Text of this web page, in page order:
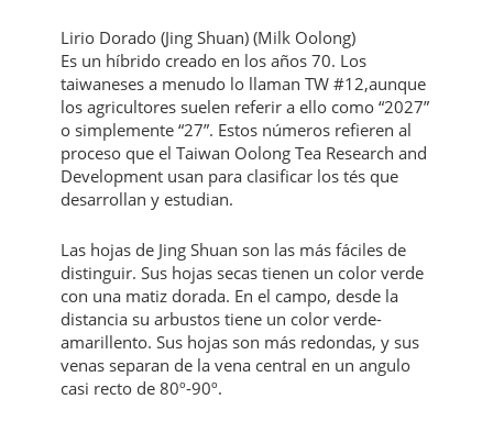
Lirio Dorado (Jing Shuan) (Milk Oolong)
Es un híbrido creado en los años 70. Los
taiwaneses a menudo lo llaman TW #12,aunque
los agricultores suelen referir a ello como “2027”
o simplemente “27”. Estos números refieren al
proceso que el Taiwan Oolong Tea Research and
Development usan para clasificar los tés que
desarrollan y estudian.
Las hojas de Jing Shuan son las más fáciles de
distinguir. Sus hojas secas tienen un color verde
con una matiz dorada. En el campo, desde la
distancia su arbustos tiene un color verde-
amarillento. Sus hojas son más redondas, y sus
venas separan de la vena central en un angulo
casi recto de 80º-90º.